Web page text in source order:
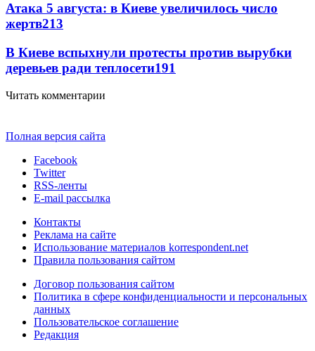
Атака 5 августа: в Киеве увеличилось число
жертв213
В Киеве вспыхнули протесты против вырубки
деревьев ради теплосети191
Читать комментарии
Полная версия сайта
Facebook
Twitter
RSS-ленты
E-mail рассылка
Контакты
Реклама на сайте
Использование материалов korrespondent.net
Правила пользования сайтом
Договор пользования сайтом
Политика в сфере конфиденциальности и персональных
данных
Пользовательское соглашение
Редакция